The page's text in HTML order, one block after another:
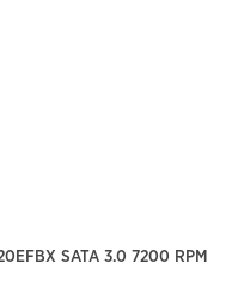
SATA 3.0 7200 RPM